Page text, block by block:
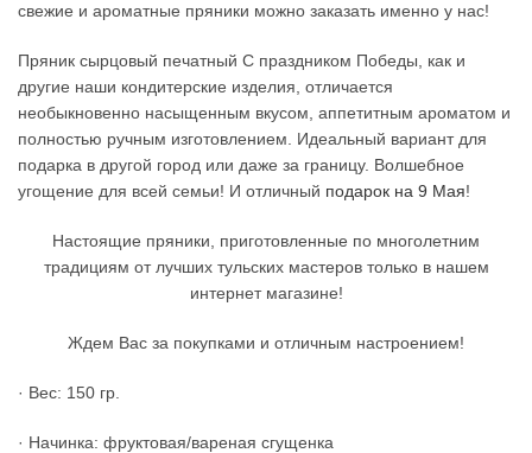
свежие и ароматные пряники можно заказать именно у нас!
Пряник сырцовый печатный С праздником Победы, как и
другие наши кондитерские изделия, отличается
необыкновенно насыщенным вкусом, аппетитным ароматом и
полностью ручным изготовлением. Идеальный вариант для
подарка в другой город или даже за границу. Волшебное
угощение для всей семьи! И отличный подарок на 9 Мая!
Настоящие пряники, приготовленные по многолетним
традициям от лучших тульских мастеров только в нашем
интернет магазине!
Ждем Вас за покупками и отличным настроением!
· Вес: 150 гр.
· Начинка: фруктовая/вареная сгущенка